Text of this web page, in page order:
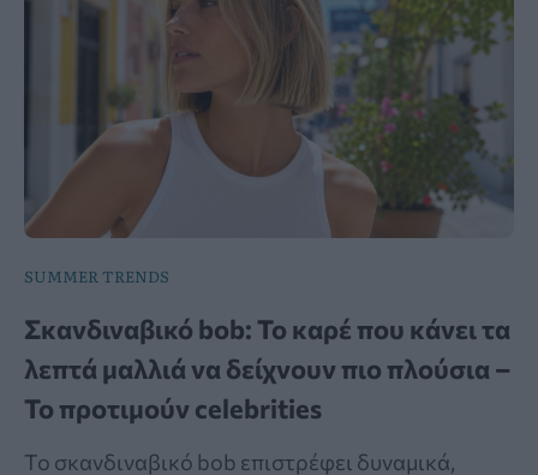
SUMMER TRENDS
Σκανδιναβικό bob: Το καρέ που κάνει τα
λεπτά μαλλιά να δείχνουν πιο πλούσια –
Το προτιμούν celebrities
Το σκανδιναβικό bob επιστρέφει δυναμικά,